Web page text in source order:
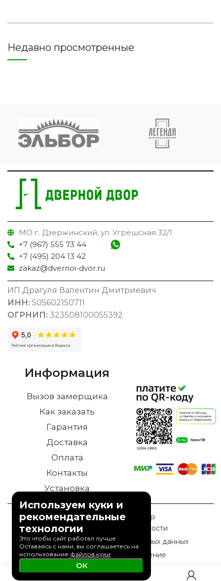
Недавно просмотренные
МО г. Дзержинский, ул. Угрешская 32/1
+7 (967) 555 73 44
+7 (495) 204 13 42
zakaz@dvernoi-dvor.ru
ИП Драгуля Валентин Дмитриевич
ИНН: 505602150711
ОГРНИП: 323508100055392
Информация
Вызов замерщика
Как заказать
Гарантия
Доставка
Оплата
Контакты
Установка
© 2023 Дверной Двор
Политика конфиденциальности
Политика обработки персональных данных
Пользовательское соглашение
0
Используем куки и
рекомендательные
технологии
Это чтобы сайт работал лучше.
Оставаясь с нами, вы соглашаетесь на
использование файлов куки
ОК